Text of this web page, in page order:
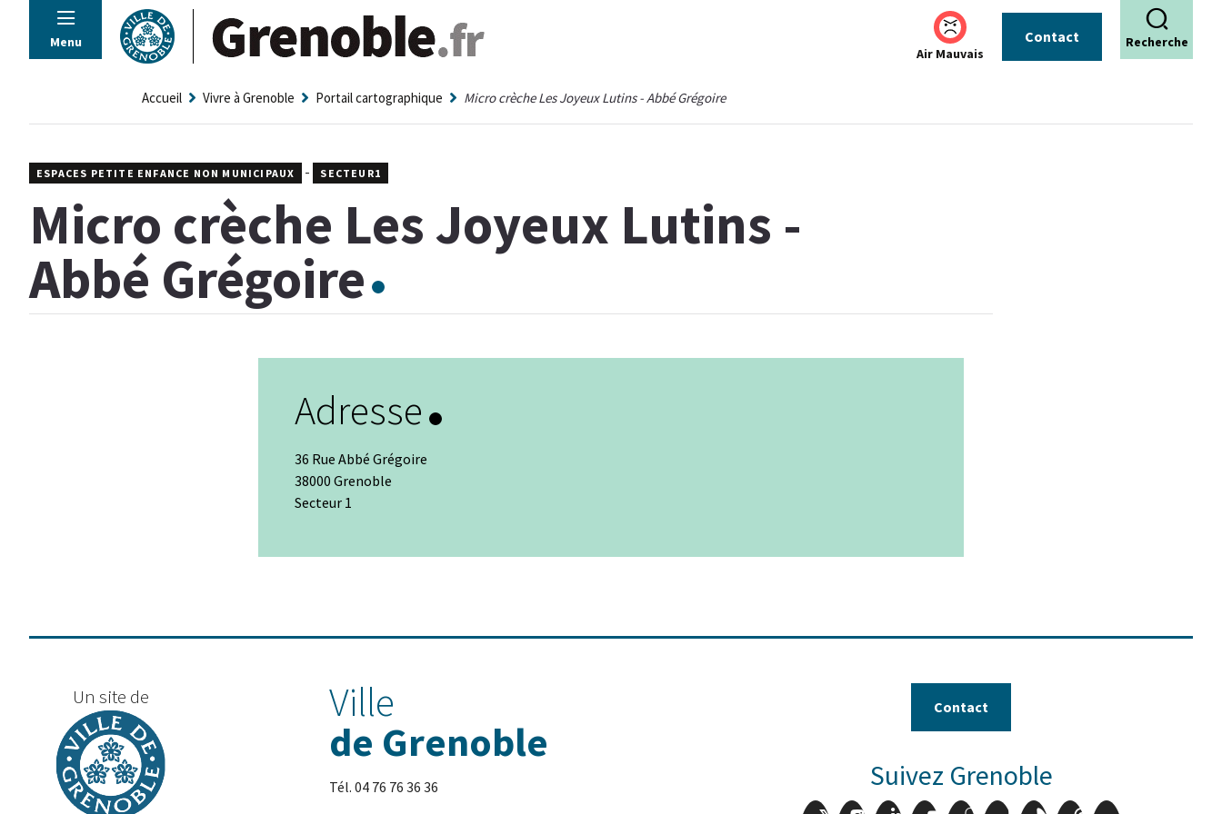
Panneau de gestion des cookies
Menu
Air Mauvais
Contact Recherche
Accueil Vivre à Grenoble Portail cartographique Micro crèche Les Joyeux Lutins - Abbé Grégoire
Micro crèche Les Joyeux Lutins -
Abbé Grégoire
ESPACES PETITE ENFANCE NON MUNICIPAUX - SECTEUR1
Adresse
36 Rue Abbé Grégoire
38000 Grenoble
Secteur 1
+
Un site de
Ville
de Grenoble
Tél. 04 76 76 36 36
Contact
Suivez Grenoble